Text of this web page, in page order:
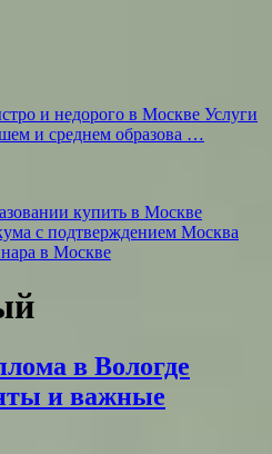
и недорого в Москве Услуги
и среднем образова …
купить в Москве
с подтверждением Москва
в Москве
в Вологде
и важные